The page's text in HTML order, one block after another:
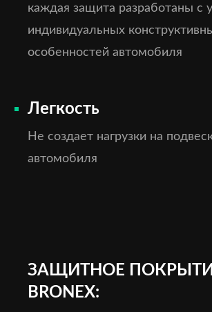
каждая защита разработаны с
индивидуальных
особенностей автомобиля
Легкость
Не создает нагрузки на
автомобиля
ЗАЩИТНОЕ
BRONEX: